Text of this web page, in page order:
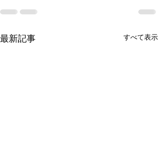
最新記事 すべて表示